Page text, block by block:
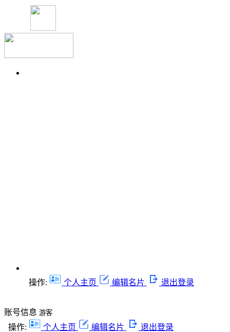
操作: 个人主页 编辑名片 退出登录
账号信息 游客
操作: 个人主页 编辑名片 退出登录